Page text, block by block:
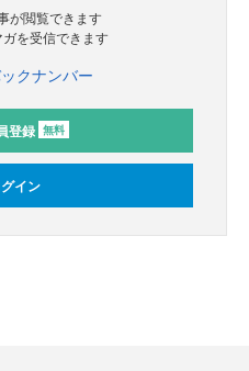
が閲覧できます
ガを受信できます
クナンバー
登録 無料
イン